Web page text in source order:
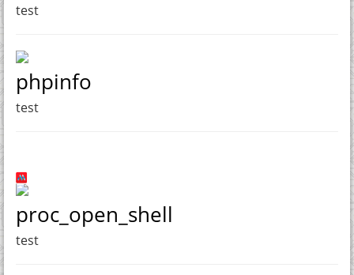
test
phpinfo
test
proc_open_shell
test